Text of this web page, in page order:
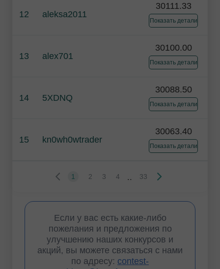
12 aleksa2011
30111.33
Показать детали
13 alex701
30100.00
Показать детали
14 5XDNQ
30088.50
Показать детали
15 kn0wh0wtrader
30063.40
Показать детали
1 2 3 4 .. 33
Если у вас есть какие-либо
пожелания и предложения по
улучшению наших конкурсов и
акций, вы можете связаться с нами
по адресу: contest-